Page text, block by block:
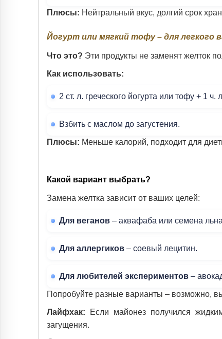
Плюсы: Нейтральный вкус, долгий срок
Йогурт или мягкий тофу – для легкого
Что это? Эти продукты не заменят желток
Как использовать:
2 ст. л. греческого йогурта или тофу + 1 ч.
Взбить с маслом до загустения.
Плюсы: Меньше калорий, подходит для
Какой вариант выбрать?
Замена желтка зависит от ваших целей:
Для веганов – аквафаба или семена
Для аллергиков – соевый лецитин.
Для любителей экспериментов –
Попробуйте разные варианты – возможно,
Лайфхак: Если майонез получился
загущения.